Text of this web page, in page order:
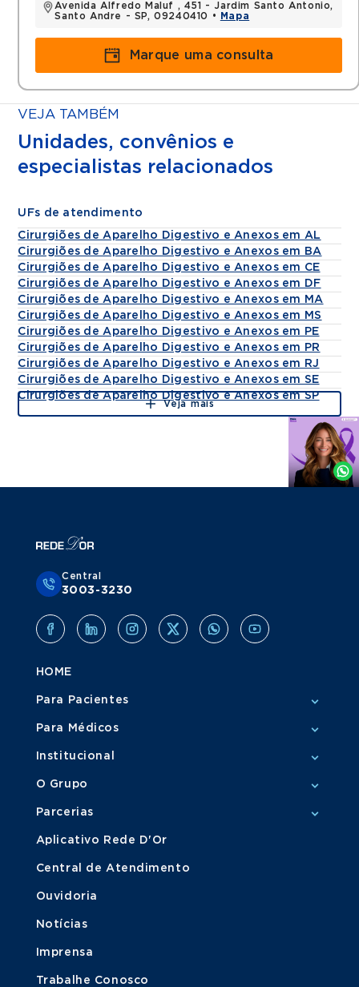
Avenida Alfredo Maluf , 451 - Jardim Santo Antonio,
Santo Andre - SP, 09240410 •
Mapa
Marque uma consulta
VEJA TAMBÉM
Unidades, convênios e
especialistas relacionados
UFs de atendimento
Cirurgiões de Aparelho Digestivo e Anexos em AL
Cirurgiões de Aparelho Digestivo e Anexos em BA
Cirurgiões de Aparelho Digestivo e Anexos em CE
Cirurgiões de Aparelho Digestivo e Anexos em DF
Cirurgiões de Aparelho Digestivo e Anexos em MA
Cirurgiões de Aparelho Digestivo e Anexos em MS
Cirurgiões de Aparelho Digestivo e Anexos em PE
Cirurgiões de Aparelho Digestivo e Anexos em PR
Cirurgiões de Aparelho Digestivo e Anexos em RJ
Cirurgiões de Aparelho Digestivo e Anexos em SE
Cirurgiões de Aparelho Digestivo e Anexos em SP
Veja mais
Agende
Whatsapp
Central
3003-3230
HOME
Para Pacientes
Para Médicos
Institucional
O Grupo
Parcerias
Aplicativo Rede D'Or
Central de Atendimento
Ouvidoria
Notícias
Imprensa
Trabalhe Conosco